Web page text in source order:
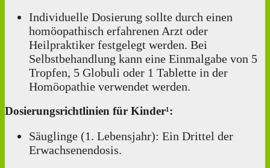
Individuelle Dosierung sollte durch einen
homöopathisch erfahrenen Arzt oder
Heilpraktiker festgelegt werden. Bei
Selbstbehandlung kann eine Einmalgabe von 5
Tropfen, 5 Globuli oder 1 Tablette in der
Homöopathie verwendet werden.
Dosierungsrichtlinien für Kinder¹:
Säuglinge (1. Lebensjahr): Ein Drittel der
Erwachsenendosis.